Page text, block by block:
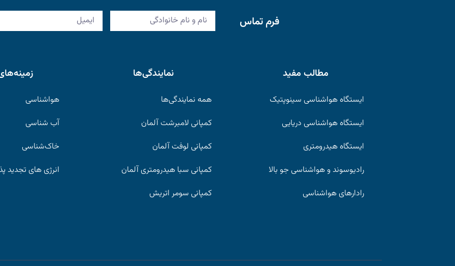
فرم تماس
هواشناسی
آب شناسی
خاک‌شناسی
انرژی های تجدید
نمایندگی‌ها
همه نمایندگی‌ها
کمپانی لامبرشت آلمان
کمپانی لوفت آلمان
کمپانی سبا هیدرومتری آلمان
کمپانی سومر اتریش
مطالب مفید
ایستگاه هواشناسی سینوپتیک
ایستگاه هواشناسی دریایی
ایستگاه هیدرومتری
رادیوسوند و هواشناسی جو بالا
رادارهای هواشناسی